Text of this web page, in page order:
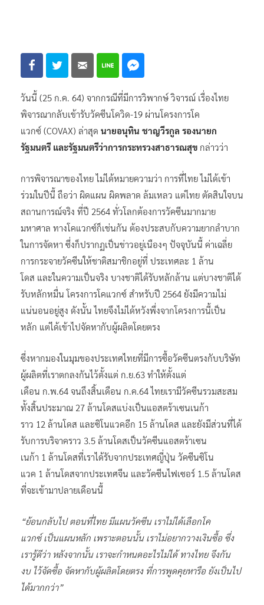
วันนี้ (25 ก.ค. 64) จากกรณีที่มีการวิพากษ์ วิจารณ์ เรื่องไทย
พิจารณากลับเข้ารับวัคซีนโควิด-19 ผ่านโครงการโค
แวกซ์ (COVAX) ล่าสุด นายอนุทิน ชาญวีรกูล รองนายก
รัฐมนตรี และรัฐมนตรีว่าการกระทรวงสาธารณสุข กล่าวว่า
การพิจารณาของไทย ไม่ได้หมายความว่า การที่ไทย ไม่ได้เข้า
ร่วมในปีนี้ ถือว่า ผิดแผน ผิดพลาด ล้มเหลว แต่ไทย ตัดสินใจบน
สถานการณ์จริง ที่ปี 2564 ทั่วโลกต้องการวัคซีนมากมาย
มหาศาล ทางโคแวกซ์ก็เช่นกัน ต้องประสบกับความยากลำบาก
ในการจัดหา ซึ่งก็ปรากฏเป็นข่าวอยู่เนืองๆ ปัจจุบันนี้ ค่าเฉลี่ย
การกระจายวัคซีนให้ชาติสมาชิกอยู่ที่ ประเทศละ 1 ล้าน
โดส และในความเป็นจริง บางชาติได้รับหลักล้าน แต่บางชาติได้
รับหลักหมื่น โครงการโคแวกซ์ สำหรับปี 2564 ยังมีความไม่
แน่นอนอยู่สูง ดังนั้น ไทยจึงไม่ได้หวังพึ่งจากโครงการนี้เป็น
หลัก แต่ได้เข้าไปจัดหากับผู้ผลิตโดยตรง
ซึ่งหากมองในมุมของประเทศไทยที่มีการซื้อวัคซีนตรงกับบริษัท
ผู้ผลิตที่เราตกลงกันไว้ตั้งแต่ ก.ย.63 ทำให้ตั้งแต่
เดือน ก.พ.64 จนถึงสิ้นเดือน ก.ค.64 ไทยเรามีวัคซีนรวมสะสม
ทั้งสิ้นประมาณ 27 ล้านโดสแบ่งเป็นแอสตร้าเซนเนก้า
ราว 12 ล้านโดส และซิโนแวคอีก 15 ล้านโดส และยังมีส่วนที่ได้
รับการบริจาคราว 3.5 ล้านโดสเป็นวัคซีนแอสตร้าเซน
เนก้า 1 ล้านโดสที่เราได้รับจากประเทศญี่ปุ่น วัคซีนซิโน
แวค 1 ล้านโดสจากประเทศจีน และวัคซีนไฟเซอร์ 1.5 ล้านโดส
ที่จะเข้ามาปลายเดือนนี้
“ย้อนกลับไป ตอนที่ไทย มีแผนวัคซีน เราไม่ได้เลือกโค
แวกซ์ เป็นแผนหลัก เพราะตอนนั้น เราไม่อยากวางเงินซื้อ ซึ่ง
เรารู้ดีว่า หลังจากนั้น เราจะกำหนดอะไรไม่ได้ ทางไทย จึงกัน
งบ ไว้จัดซื้อ จัดหากับผู้ผลิตโดยตรง ที่การพูดคุยหารือ ยังเป็นไป
ได้มากกว่า”